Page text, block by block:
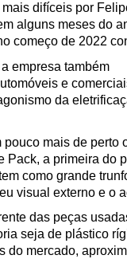
difíceis por
alguns meses do
começo de 2022
empresa também
e
da
mais de perto
Pack, a primeira do
como grande
visual externo e o
das peças
seja de plástico
do mercado,